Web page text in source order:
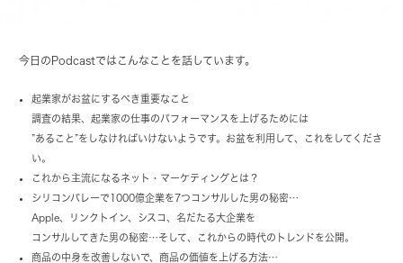
今日のPodcastではこんなことを話しています。
起業家がお盆にするべき重要なこと
調査の結果、起業家の仕事のパフォーマンスを上げるためには
”あること”をしなければいけないようです。お盆を利用して、これをしてくださ
い。
これから主流になるネット・マーケティングとは？
シリコンバレーで1000億企業を7つコンサルした男の秘密…
Apple、リンクトイン、シスコ、名だたる大企業を
コンサルしてきた男の秘密…そして、これからの時代のトレンドを公開。
商品の中身を改善しないで、商品の価値を上げる方法…